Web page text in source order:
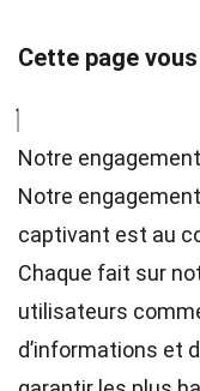
Cette page
Notre
Notre
captivant est au
Chaque fait sur
utilisateurs
d’informations et